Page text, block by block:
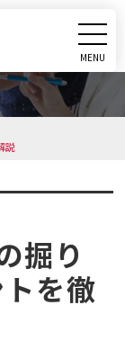
MENU
CLOSE
説
掘り
を徹